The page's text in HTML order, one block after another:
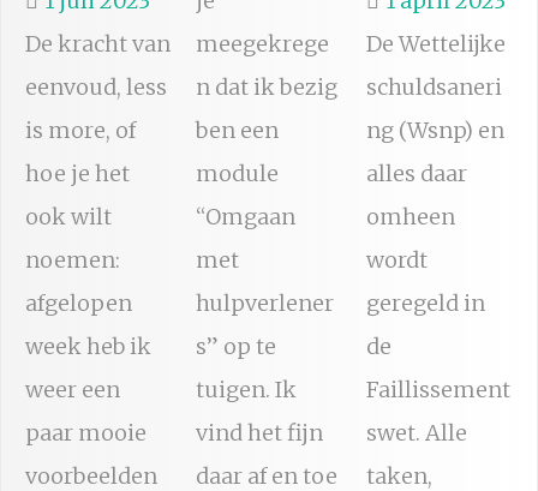
De kracht van
eenvoud, less
is more, of
hoe je het
ook wilt
noemen:
afgelopen
week heb ik
weer een
paar mooie
voorbeelden
meegekrege
n dat ik bezig
ben een
module
“Omgaan
met
hulpverlener
s” op te
tuigen. Ik
vind het fijn
daar af en toe
De Wettelijke
schuldsaneri
ng (Wsnp) en
alles daar
omheen
wordt
geregeld in
de
Faillissement
swet. Alle
taken,